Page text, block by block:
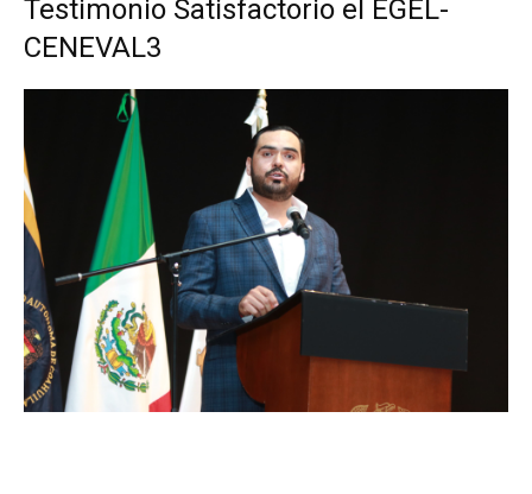
Testimonio Satisfactorio el EGEL-
CENEVAL3